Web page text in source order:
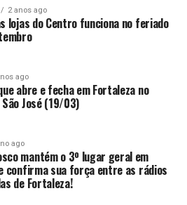
2 anos ago
lojas do Centro funciona no feriado
ago
abre e fecha em Fortaleza no
José (19/03)
ago
mantém o 3º lugar geral em
confirma sua força entre as rádios
de Fortaleza!